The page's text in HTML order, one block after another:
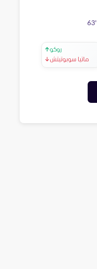
63'
↑روكو
↓ماتيا سوبوتيتش